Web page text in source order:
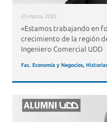
25 marzo, 2025
«Estamos trabajando en
crecimiento de la región
Ingeniero Comercial UDD
Fac. Economía y Negocios,